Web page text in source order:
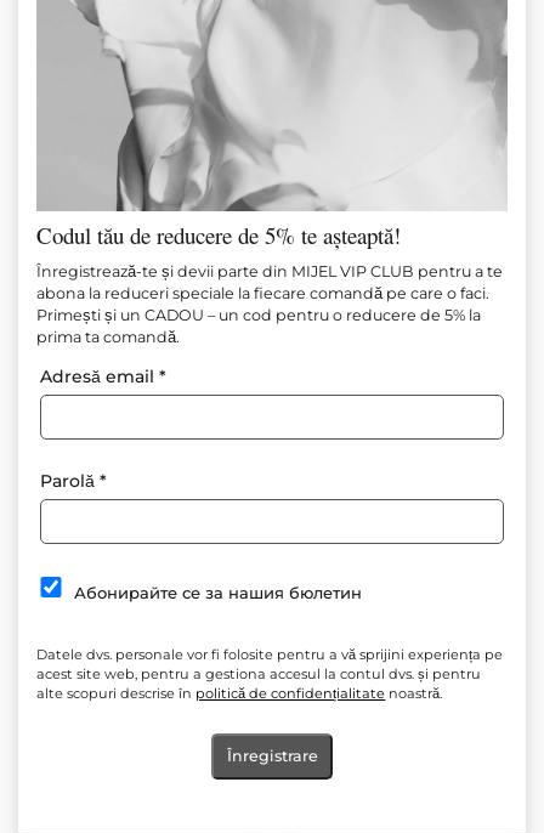
Secret Allure couture Dress
Articol № М1627
145.00€ (283.60 лв.)
XS S
Cantitate:
În cărucior
Adăugați la favorite
transparentă – dramatică, seducătoare și artistică.
O rochie care modelează corpul, accentuează talia și creează un
Codul tău de reducere de 5% te așteaptă!
Înregistrează-te și devii parte din MIJEL VIP CLUB pentru a te
abona la reduceri speciale la fiecare comandă pe care o faci.
Primești și un CADOU – un cod pentru o reducere de 5% la
prima ta comandă.
Adresă email*
Parolă*
Абонирайте се за нашия бюлетин
Datele dvs. personale vor fi folosite pentru a vă sprijini experiența pe
acest site web, pentru a gestiona accesul la contul dvs. și pentru
alte scopuri descrise în politică de confidențialitate noastră.
Înregistrare